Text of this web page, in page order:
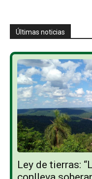
Últimas noticias
Ley de tierras: